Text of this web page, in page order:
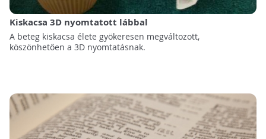
Kiskacsa 3D nyomtatott lábbal
A beteg kiskacsa élete gyökeresen megváltozott,
köszönhetően a 3D nyomtatásnak.